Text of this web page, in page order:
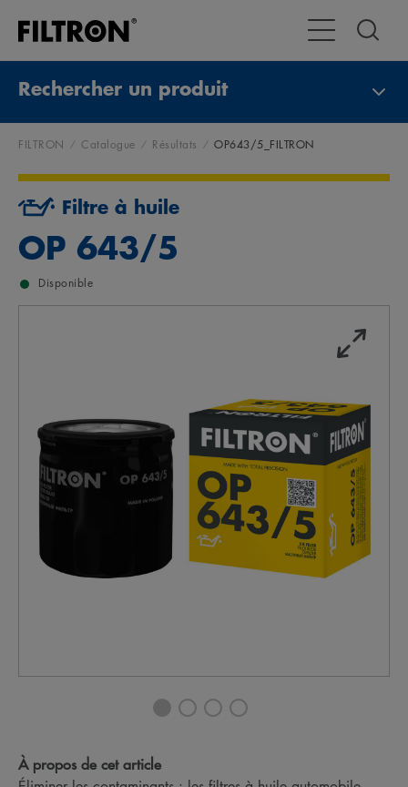
Toggle
Rechercher un produit
FILTRON Catalogue Résultats OP643/5_FILTRON
Filtre à huile
OP 643/5
Disponible
À propos de cet article